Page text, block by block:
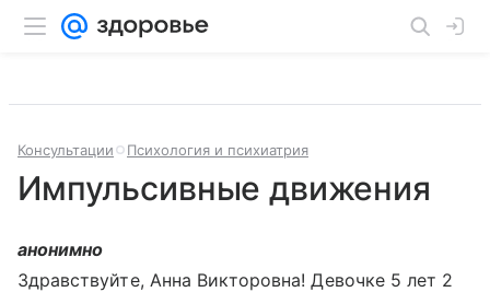
Консультации Психология и психиатрия
Импульсивные движения
анонимно
Здравствуйте, Анна Викторовна! Девочке 5 лет 2